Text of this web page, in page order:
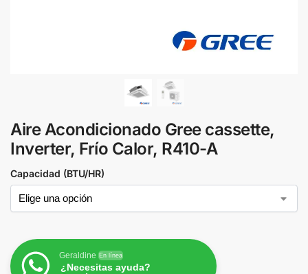
Aire Acondicionado Gree cassette,
Inverter, Frío Calor, R410-A
Capacidad (BTU/HR)
Geraldine En línea
¿Necesitas ayuda?